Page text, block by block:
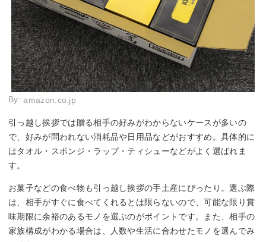
By:amazon.co.jp
引っ越し挨拶では贈る相手の好みがわからないケースが多いの
で、好みが問われない消耗品や日用品などがおすすめ。具体的に
はタオル・スポンジ・ラップ・ティシューなどがよく選ばれま
す。
お菓子などの食べ物も引っ越し挨拶の手土産にぴったり。選ぶ際
は、相手がすぐに食べてくれるとは限らないので、可能な限り賞
味期限に余裕のあるモノを選ぶのがポイントです。また、相手の
家族構成がわかる場合は、人数や生活に合わせたモノを選んでみ